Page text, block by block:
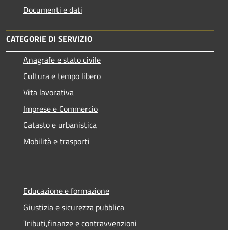
Documenti e dati
CATEGORIE DI SERVIZIO
Anagrafe e stato civile
Cultura e tempo libero
Vita lavorativa
Imprese e Commercio
Catasto e urbanistica
Mobilità e trasporti
Educazione e formazione
Giustizia e sicurezza pubblica
Tributi,finanze e contravvenzioni